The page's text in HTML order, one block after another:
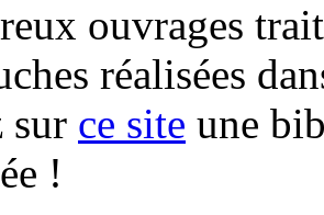
ouvrages
réalisées
sur ce site une
!